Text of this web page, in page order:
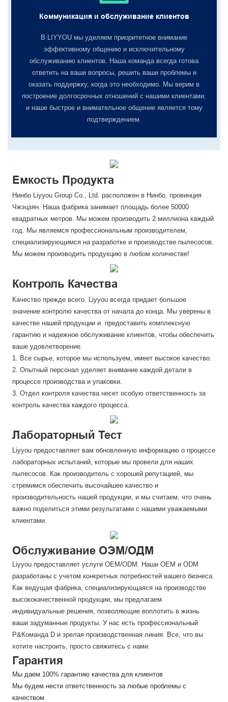
Коммуникация и обслуживание клиентов
В LIYYOU мы уделяем приоритетное внимание
эффективному общению и исключительному
обслуживанию клиентов. Наша команда всегда готова
ответить на ваши вопросы, решить ваши проблемы и
оказать поддержку, когда это необходимо. Мы верим в
построение долгосрочных отношений с нашими клиентами,
и наше быстрое и внимательное общение является тому
подтверждением.
Емкость Продукта
Нинбо Liyyou Group Co., Ltd. расположен в Нинбо, провинция
Чжэцзян. Наша фабрика занимает площадь более 50000
квадратных метров. Мы можем производить 2 миллиона каждый
год. Мы являемся профессиональным производителем,
специализирующимся на разработке и производстве пылесосов.
Мы можем производить продукцию в любом количестве!
Контроль Качества
Качество прежде всего. Liyyou всегда придает большое
значение контролю качества от начала до конца. Мы уверены в
качестве нашей продукции и предоставить комплексную
гарантию и надежное обслуживание клиентов, чтобы обеспечить
ваше удовлетворение.
1. Все сырье, которое мы используем, имеет высокое качество.
2. Опытный персонал уделяет внимание каждой детали в
процессе производства и упаковки.
3. Отдел контроля качества несет особую ответственность за
контроль качества каждого процесса.
Лабораторный Тест
Liyyou предоставляет вам обновленную информацию о процессе
лабораторных испытаний, которые мы провели для наших
пылесосов. Как производитель с хорошей репутацией, мы
стремимся обеспечить высочайшее качество и
производительность нашей продукции, и мы считаем, что очень
важно поделиться этими результатами с нашими уважаемыми
клиентами.
Обслуживание ОЭМ/ОДМ
Liyyou предоставляет услуги OEM/ODM. Наши OEM и ODM
разработаны с учетом конкретных потребностей вашего бизнеса.
Как ведущая фабрика, специализирующаяся на производстве
высококачественной продукции, мы предлагаем
индивидуальные решения, позволяющие воплотить в жизнь
ваши задуманные продукты. У нас есть профессиональный
Р&Команда D и зрелая производственная линия. Все, что вы
хотите настроить, просто свяжитесь с нами.
Гарантия
Мы даем 100% гарантию качества для клиентов
Мы будем нести ответственность за любые проблемы с
качеством